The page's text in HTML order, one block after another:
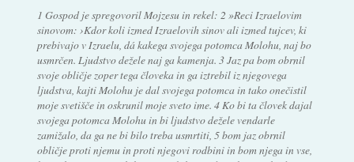
1 Gospod je spregovoril Mojzesu in rekel: 2 »Reci Izraelovim
sinovom: ›Kdor koli izmed Izraelovih sinov ali izmed tujcev, ki
prebivajo v Izraelu, dá kakega svojega potomca Molohu, naj bo
usmrčen. Ljudstvo dežele naj ga kamenja. 3 Jaz pa bom obrnil
svoje obličje zoper tega človeka in ga iztrebil iz njegovega
ljudstva, kajti Molohu je dal svojega potomca in tako onečistil
moje svetišče in oskrunil moje sveto ime. 4 Ko bi ta človek dajal
svojega potomca Molohu in bi ljudstvo dežele vendarle
zamižalo, da ga ne bi bilo treba usmrtiti, 5 bom jaz obrnil
obličje proti njemu in proti njegovi rodbini in bom njega in vse,